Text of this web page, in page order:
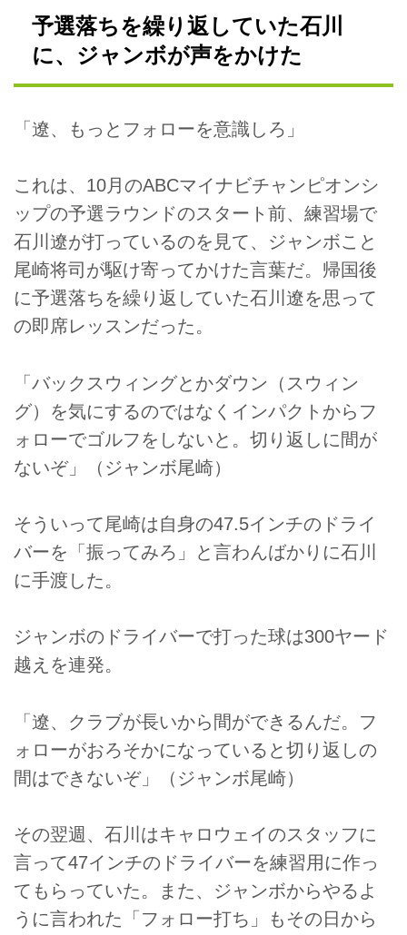
予選落ちを繰り返していた石川
に、ジャンボが声をかけた
「遼、もっとフォローを意識しろ」
これは、10月のABCマイナビチャンピオンシ
ップの予選ラウンドのスタート前、練習場で
石川遼が打っているのを見て、ジャンボこと
尾崎将司が駆け寄ってかけた言葉だ。帰国後
に予選落ちを繰り返していた石川遼を思って
の即席レッスンだった。
「バックスウィングとかダウン（スウィン
グ）を気にするのではなくインパクトからフ
ォローでゴルフをしないと。切り返しに間が
ないぞ」（ジャンボ尾崎）
そういって尾崎は自身の47.5インチのドライ
バーを「振ってみろ」と言わんばかりに石川
に手渡した。
ジャンボのドライバーで打った球は300ヤード
越えを連発。
「遼、クラブが長いから間ができるんだ。フ
ォローがおろそかになっていると切り返しの
間はできないぞ」（ジャンボ尾崎）
その翌週、石川はキャロウェイのスタッフに
言って47インチのドライバーを練習用に作っ
てもらっていた。また、ジャンボからやるよ
うに言われた「フォロー打ち」もその日から